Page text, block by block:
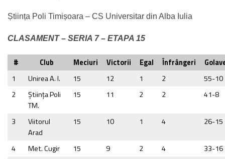
Știința Poli Timișoara – CS Universitar din Alba Iulia
CLASAMENT – SERIA 7 – ETAPA 15
# Club Meciuri Victorii Egal Înfrângeri
1
Unirea A. I. 15 12 1 2
55-10
2
Ştiinţa Poli
TM.
15 11 2 2 41-8
3
Viitorul
Arad
15 10 1 4 26-15
4 Met. Cugir 15 9 2 4
33-16